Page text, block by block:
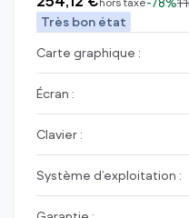
Très bon état
Carte graphique :
Écran :
Clavier :
Système d’exploitation :